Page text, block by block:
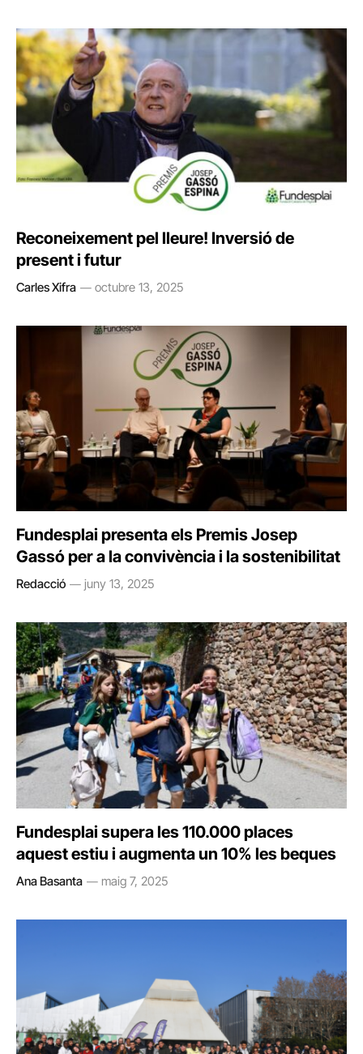
Reconeixement pel lleure! Inversió de
present i futur
Carles Xifra octubre 13, 2025
Fundesplai presenta els Premis Josep
Gassó per a la convivència i la sostenibilitat
Redacció juny 13, 2025
Fundesplai supera les 110.000 places
aquest estiu i augmenta un 10% les beques
Ana Basanta maig 7, 2025